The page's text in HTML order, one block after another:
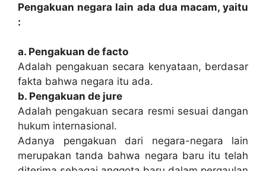
Pengakuan negara lain ada dua macam, yaitu
:
a. Pengakuan de facto
Adalah pengakuan secara kenyataan, berdasar
fakta bahwa negara itu ada.
b. Pengakuan de jure
Adalah pengakuan secara resmi sesuai dangan
hukum internasional.
Adanya pengakuan dari negara-negara lain
merupakan tanda bahwa negara baru itu telah